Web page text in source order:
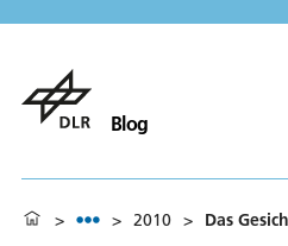
Blog
> > 2010 > Das